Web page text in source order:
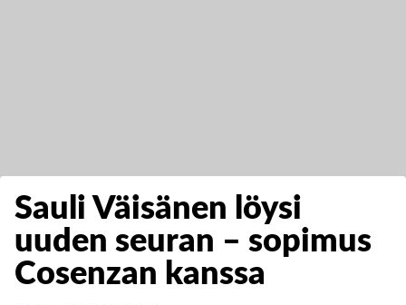
Sauli Väisänen löysi
uuden seuran – sopimus
Cosenzan kanssa